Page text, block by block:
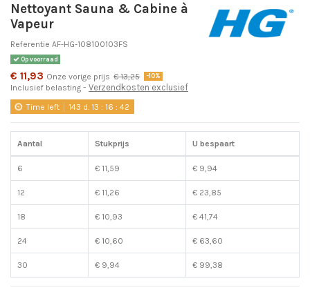
Nettoyant Sauna & Cabine à
Vapeur
Referentie AF-HG-108100103FS
Op voorraad
€ 11,93 Onze vorige prijs € 13,25 -10%
Inclusief belasting Verzendkosten exclusief
Time left 143 d. 13 : 16 :42
Aantal Stukprijs U bespaart
6 € 11,59 € 9,94
12 € 11,26 € 23,85
18 € 10,93 € 41,74
24 € 10,60 € 63,60
30 € 9,94 € 99,38